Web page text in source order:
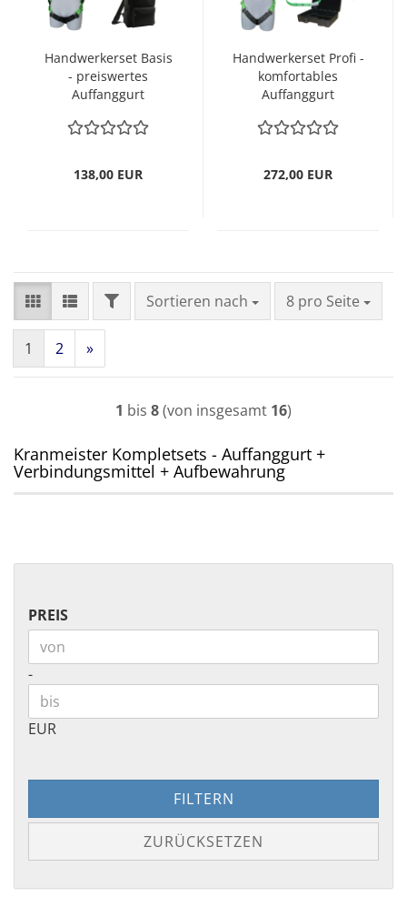
Handwerkerset Basis
- preiswertes
Auffanggurt
Sicherheitsset
138,00 EUR
Handwerkerset Profi -
komfortables
Auffanggurt
Aktionsradius
272,00 EUR
FILTERSortieren nach
Sortieren nach 8 pro Seite
pro Seite
1 2 »
1 bis 8(von insgesamt 16)
Kranmeister Kompletsets - Auffanggurt +
Verbindungsmittel + Aufbewahrung
PREIS
PREIS
Preis bis
-
EUR
FILTERN
ZURÜCKSETZEN